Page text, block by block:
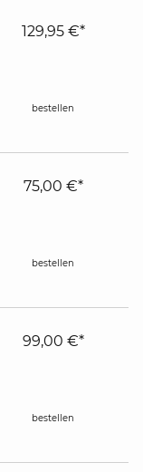
129,95 €*
bestellen
75,00 €*
bestellen
99,00 €*
bestellen